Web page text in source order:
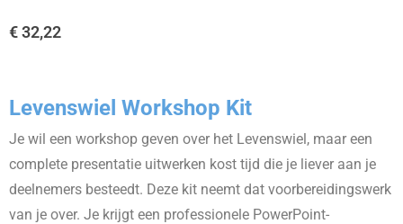
€32,22
Levenswiel Workshop Kit
Je wil een workshop geven over het Levenswiel, maar een
complete presentatie uitwerken kost tijd die je liever aan je
deelnemers besteedt. Deze kit neemt dat voorbereidingswerk
van je over. Je krijgt een professionele PowerPoint-